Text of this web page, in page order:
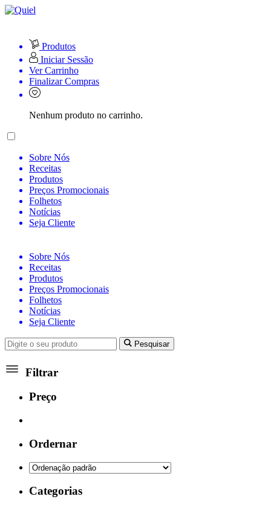
Produtos
Iniciar Sessão
Ver Carrinho
Finalizar Compras
Nenhum produto no carrinho.
Sobre Nós
Receitas
Produtos
Preços Promocionais
Folhetos
Notícias
Seja Cliente
Sobre Nós
Receitas
Produtos
Preços Promocionais
Folhetos
Notícias
Seja Cliente
Pesquisar
Filtrar
Preço
Ordernar
Categorias